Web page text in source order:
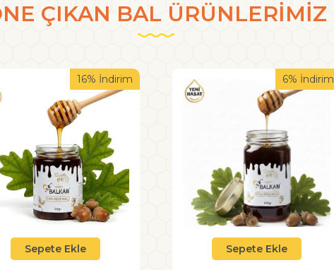
ÇIKAN BAL ÜRÜNLERİMİZ
16% İndirim
Sepete Ekle
6% İndirim
Sepete Ekle